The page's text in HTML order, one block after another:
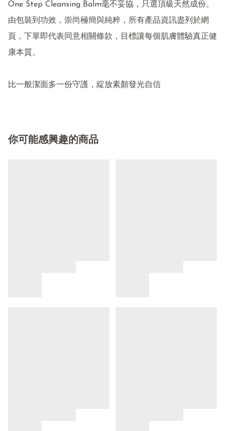
One Step Cleansing Balm毫不妥協，只選頂級天然成份。
由包裝到功效，崇尚極簡與純粹，所有產品資訊盡列於網
頁，下單即代表同意相關條款，目標讓每個肌膚體驗真正健
康本質。
比一般潔面多一份守護，綻放素顏發光自信
你可能感興趣的商品